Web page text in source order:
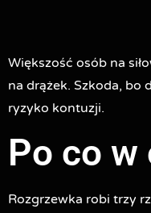
Większość osób na
na drążek. Szkoda, bo
ryzyko kontuzji.
Po co
Rozgrzewka robi trzy